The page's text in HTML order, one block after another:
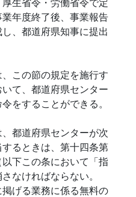
年度終了後、事業報告
、都道府県知事に提出
この節の規定を施行す
て、都道府県センター
をすることができる。
都道府県センターが次
るときは、第十四条第
下この条において「指
なければならない。
げる業務に係る無料の